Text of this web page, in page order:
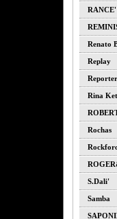
RANCE'
Renato
Replay
Reporter
Rina
Rochas
S.dali'
Samba